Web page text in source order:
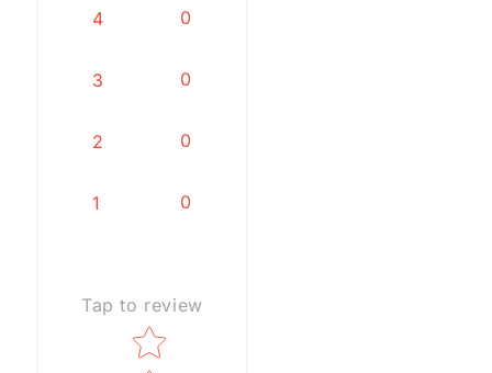
4 0
3 0
2 0
1 0
Tap to review
Star rating